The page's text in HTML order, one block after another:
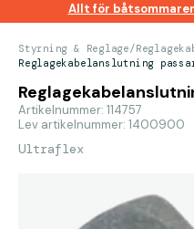
Allt för
Styrning & Reglage/
Reglagekabelanslutning
Artikelnummer: 114757
Lev artikelnummer: 1400900
Ultraflex